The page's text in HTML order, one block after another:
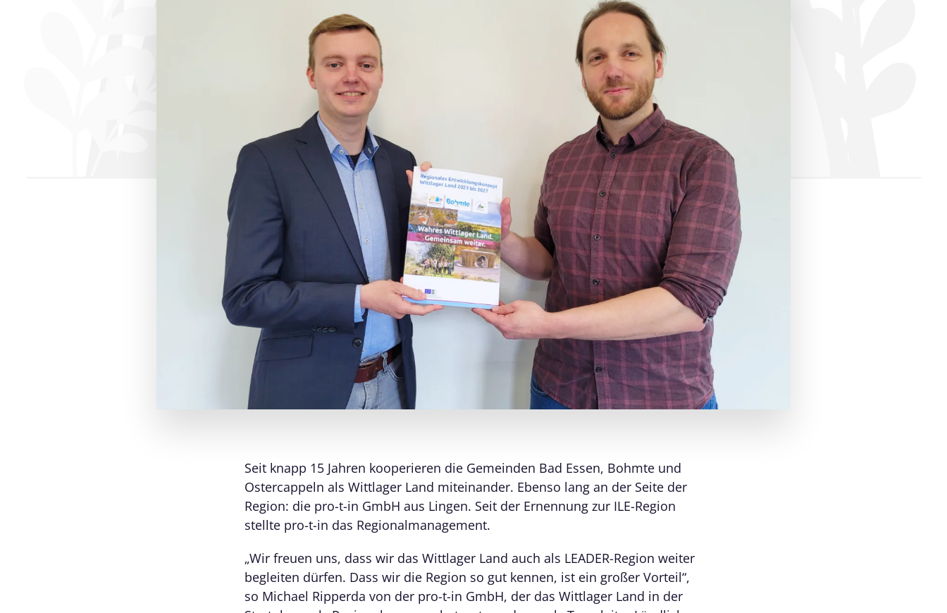
Seit knapp 15 Jahren kooperieren die Gemeinden Bad Essen, Bohmte und
Ostercappeln als Wittlager Land miteinander. Ebenso lang an der Seite der
Region: die pro-t-in GmbH aus Lingen. Seit der Ernennung zur ILE-Region
stellte pro-t-in das Regionalmanagement.
„Wir freuen uns, dass wir das Wittlager Land auch als LEADER-Region weiter
begleiten dürfen. Dass wir die Region so gut kennen, ist ein großer Vorteil“,
so Michael Ripperda von der pro-t-in GmbH, der das Wittlager Land in der